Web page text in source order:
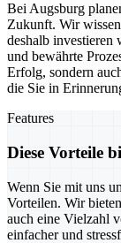
Bei Augsburg
Zukunft. Wir
deshalb investieren
und bewährte
Erfolg, sondern
die Sie in
Features
Diese Vorteile
Wenn Sie mit uns
Vorteilen. Wir
auch eine Vielzahl
einfacher und